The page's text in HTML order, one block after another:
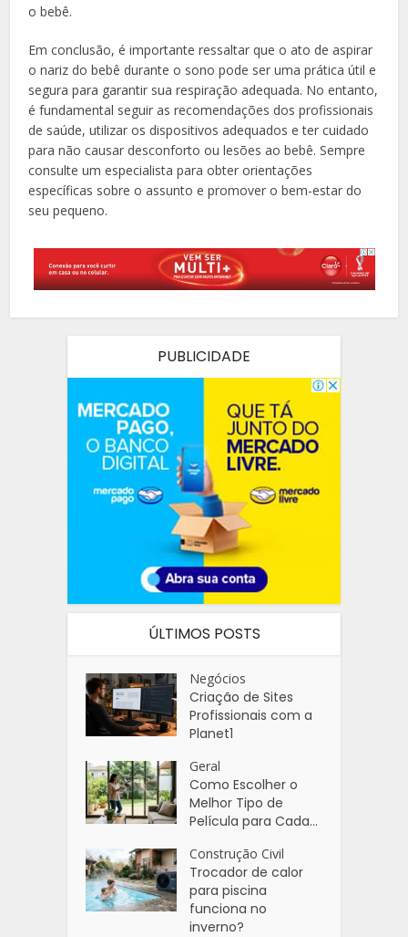
o bebê.
Em conclusão, é importante ressaltar que o ato de aspirar
o nariz do bebê durante o sono pode ser uma prática útil e
segura para garantir sua respiração adequada. No entanto,
é fundamental seguir as recomendações dos profissionais
de saúde, utilizar os dispositivos adequados e ter cuidado
para não causar desconforto ou lesões ao bebê. Sempre
consulte um especialista para obter orientações
específicas sobre o assunto e promover o bem-estar do
seu pequeno.
PUBLICIDADE
ÚLTIMOS POSTS
Negócios
Criação de Sites
Profissionais com a
Planet1
Geral
Como Escolher o
Melhor Tipo de
Película para Cada...
Construção Civil
Trocador de calor
para piscina
funciona no
inverno?